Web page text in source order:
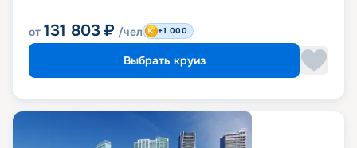
от 131 803 ₽ /чел +1 000
Выбрать круиз